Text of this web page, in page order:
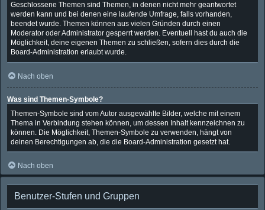
Geschlossene Themen sind Themen, in denen nicht mehr geantwortet
werden kann und bei denen eine laufende Umfrage, falls vorhanden,
beendet wurde. Themen können aus vielen Gründen durch einen
Moderator oder Administrator gesperrt werden. Eventuell hast du auch die
Möglichkeit, deine eigenen Themen zu schließen, sofern dies durch die
Board-Administration erlaubt wurde.
Nach oben
Was sind Themen-Symbole?
Themen-Symbole sind vom Autor ausgewählte Bilder, welche mit einem
Thema in Verbindung stehen können, um dessen Inhalt kennzeichnen zu
können. Die Möglichkeit, Themen-Symbole zu verwenden, hängt von
deinen Berechtigungen ab, die die Board-Administration gesetzt hat.
Nach oben
Benutzer-Stufen und Gruppen